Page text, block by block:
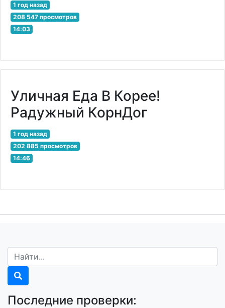
1 год назад
208 547 просмотров
14:03
Уличная Еда В Корее!
Радужный КорнДог
1 год назад
202 885 просмотров
14:46
Последние проверки: